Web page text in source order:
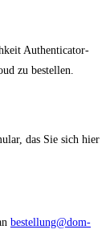
Authenticator-
zu bestellen.
das Sie sich hier
bestellung@dom-